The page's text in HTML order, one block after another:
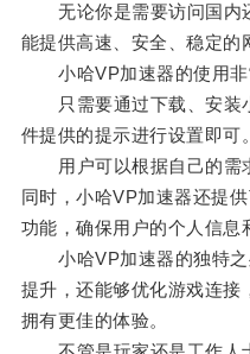
无论你是需要访问国内
能提供高速、安全、稳定的
小哈VP加速器的使用非
只需要通过下载、安装
件提供的提示进行设置即可。
用户可以根据自己的需
同时，小哈VP加速器还提
功能，确保用户的个人信息
小哈VP加速器的独特之
提升，还能够优化游戏连接
拥有更佳的体验。